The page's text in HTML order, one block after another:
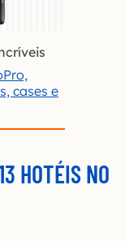
cases e
HOTÉIS NO